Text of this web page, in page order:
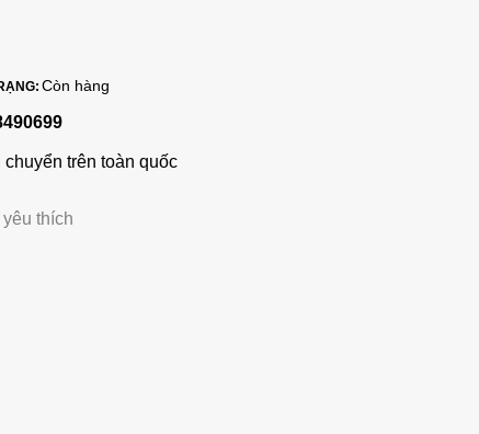
Còn hàng
chuyển trên toàn quốc
thích